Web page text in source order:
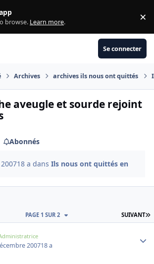
browse. Learn more. ×
Se connecter
Archives archives ils nous ont quittés
aveugle et sourde rejoint
Abonnés
18 a dansIls nous ont quittés en
SUIVANT
PAGE 1 SUR 2
200718 a